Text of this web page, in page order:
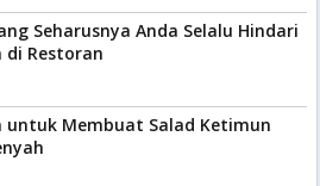
Seharusnya Anda Selalu Hindari
di Restoran
untuk Membuat Salad Ketimun